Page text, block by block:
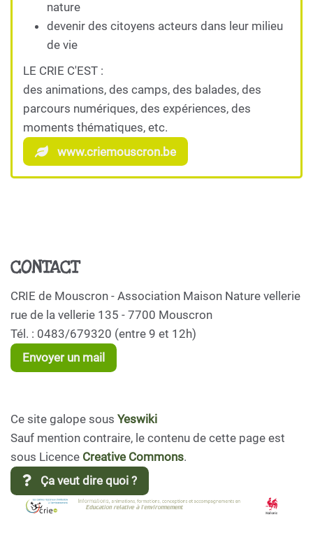
nature
devenir des citoyens acteurs dans leur milieu
de vie
LE CRIE C'EST :
des animations, des camps, des balades, des
parcours numériques, des expériences, des
moments thématiques, etc.
www.criemouscron.be
CONTACT
CRIE de Mouscron - Association Maison Nature vellerie
rue de la vellerie 135 - 7700 Mouscron
Tél. : 0483/679320 (entre 9 et 12h)
Envoyer un mail
Ce site galope sous Yeswiki
Sauf mention contraire, le contenu de cette page est
sous Licence Creative Commons.
Ça veut dire quoi ?